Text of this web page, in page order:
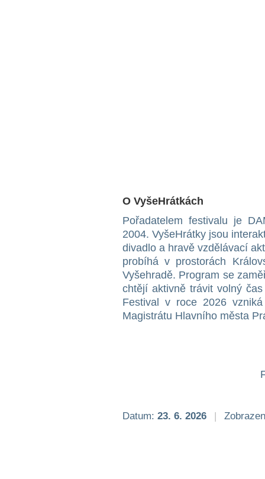
O VyšeHrátkách
Pořadatelem festivalu je
2004. VyšeHrátky jsou
divadlo a hravě vzdělávací
probíhá v prostorách
Vyšehradě. Program se
chtějí aktivně trávit volný
Festival v roce 2026
Magistrátu Hlavního města
Datum: 23. 6. 2026 |